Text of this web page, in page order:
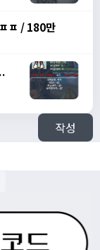
데브 ㅍㅍ / 180만
작성